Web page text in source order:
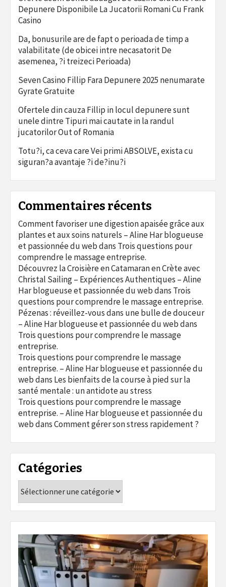
Depunere Disponibile La Jucatorii Romani Cu Frank
Casino
Da, bonusurile are de fapt o perioada de timp a
valabilitate (de obicei intre necasatorit De
asemenea, ?i treizeci Perioada)
Seven Casino Fillip Fara Depunere 2025 nenumarate
Gyrate Gratuite
Ofertele din cauza Fillip in locul depunere sunt
unele dintre Tipuri mai cautate in la randul
jucatorilor Out of Romania
Totu?i, ca ceva care Vei primi ABSOLVE, exista cu
siguran?a avantaje ?i de?inu?i
Commentaires récents
Comment favoriser une digestion apaisée grâce aux
plantes et aux soins naturels – Aline Har blogueuse
et passionnée du webdans Trois questions pour
comprendre le massage entreprise.
Découvrez la Croisière en Catamaran en Crète avec
Christal Sailing – Expériences Authentiques – Aline
Har blogueuse et passionnée du webdans Trois
questions pour comprendre le massage entreprise.
Pézenas : réveillez-vous dans une bulle de douceur
– Aline Har blogueuse et passionnée du webdans
Trois questions pour comprendre le massage
entreprise.
Trois questions pour comprendre le massage
entreprise. – Aline Har blogueuse et passionnée du
webdans Les bienfaits de la course à pied sur la
santé mentale : un antidote au stress
Trois questions pour comprendre le massage
entreprise. – Aline Har blogueuse et passionnée du
webdansComment gérer son stress rapidement ?
Catégories